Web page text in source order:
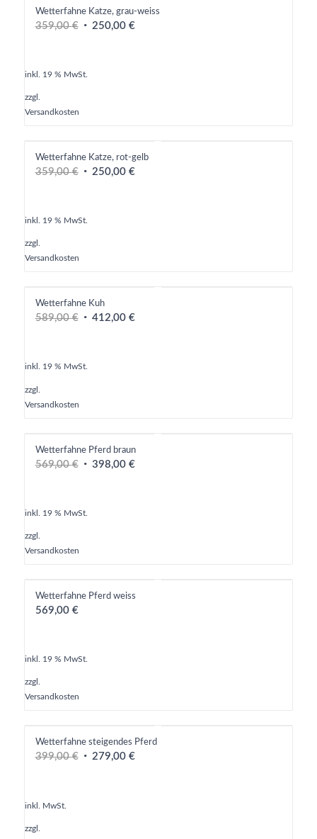
Wetterfahne Katze, grau-weiss
359,00€ Ursprünglicher
359,00 €
250,00 €Aktueller
inkl. 19 % MwSt.
zzgl.
Versandkosten
Wetterfahne Katze, rot-gelb
359,00€ Ursprünglicher
359,00 €
250,00 €Aktueller
inkl. 19 % MwSt.
zzgl.
Versandkosten
Wetterfahne Kuh
589,00€ Ursprünglicher
589,00 €
412,00 €Aktueller
inkl. 19 % MwSt.
zzgl.
Versandkosten
Wetterfahne Pferd braun
569,00€ Ursprünglicher
569,00 €
398,00 €Aktueller
inkl. 19 % MwSt.
zzgl.
Versandkosten
Wetterfahne Pferd weiss
569,00 €
inkl. 19 % MwSt.
zzgl.
Versandkosten
Wetterfahne steigendes Pferd
399,00€ Ursprünglicher
279,00 €Aktueller
inkl. MwSt.
zzgl.